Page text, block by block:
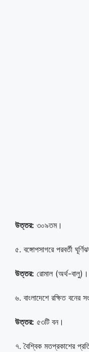
উত্তর: ৩০৯তম।
৫. বঙ্গোপসাগরে পরবর্তী
উত্তর: রোমাল (অর্থ-বালু)।
৬. বাংলাদেশে রক্ষিত বনের
উত্তর: ৫৩টি বন।
৭. বৈশ্বিক মতপ্রকাশের